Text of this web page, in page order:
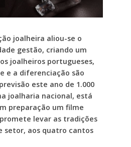
joalheira aliou-se o
gestão, criando um
joalheiros portugueses,
e a diferenciação são
este ano de 1.000
joalharia nacional, está
preparação um filme
levar as tradições
setor, aos quatro cantos